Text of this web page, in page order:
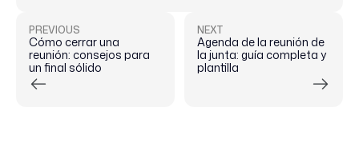
PREVIOUS
Cómo cerrar una
reunión: consejos para
un final sólido
NEXT
Agenda de la reunión de
la junta: guía completa y
plantilla